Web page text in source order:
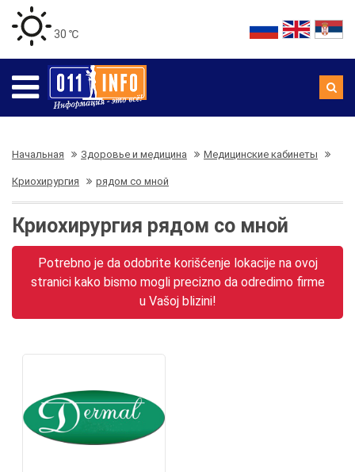
30 ℃
Начальная Здоровье и медицина Медицинские кабинеты
Криохирургия рядом со мной
Криохирургия рядом со мной
Potrebno je da odobrite korišćenje lokacije na ovoj
stranici kako bismo mogli precizno da odredimo firme
u Vašoj blizini!